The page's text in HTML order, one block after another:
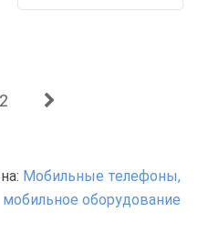
2
Мобильные телефоны,
мобильное оборудование